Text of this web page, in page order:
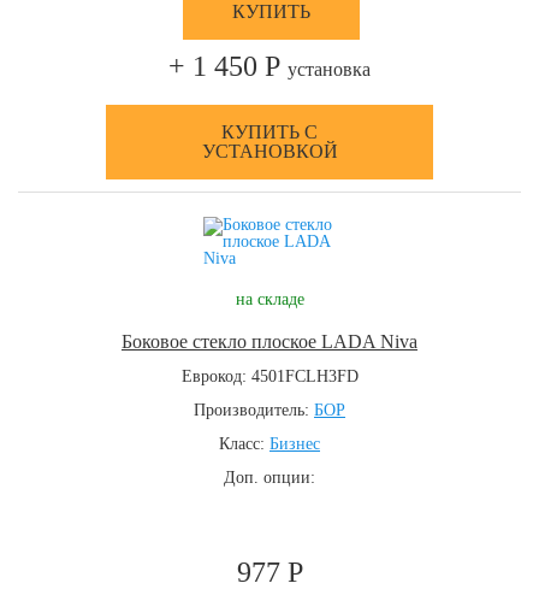
КУПИТЬ
+ 1 450 Р установка
КУПИТЬ С
УСТАНОВКОЙ
на складе
Боковое стекло плоское LADA Niva
Еврокод: 4501FCLH3FD
Производитель: БОР
Класс: Бизнес
Доп. опции:
977 Р